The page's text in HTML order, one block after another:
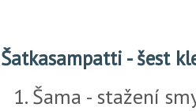
Šatkasampatti - šest
Šama - stažení